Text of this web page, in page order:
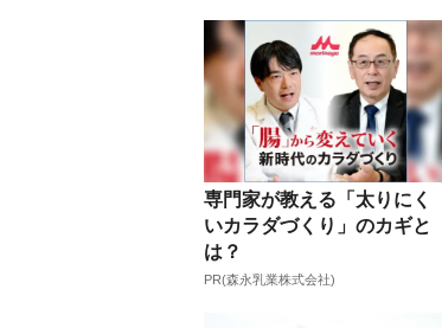
専門家が教える「太りにく
いカラダづくり」のカギと
は？
PR(森永乳業株式会社)